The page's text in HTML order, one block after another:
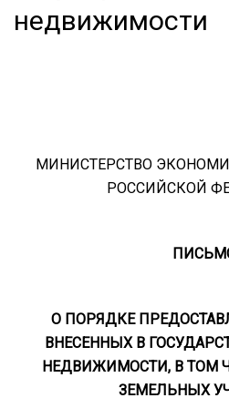
недвижимости
МИНИСТЕРСТВО
РОССИЙСКОЙ
О ПОРЯДКЕ
ВНЕСЕННЫХ В
НЕДВИЖИМОСТИ, В ТОМ
ЗЕМЕЛЬНЫХ